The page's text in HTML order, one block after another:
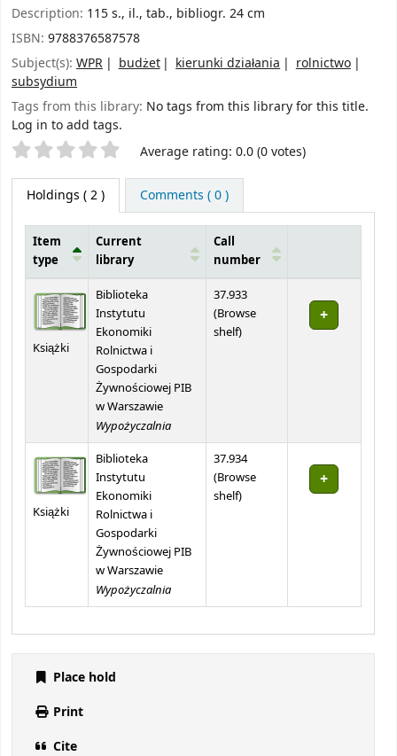
Description: 115 s., il., tab., bibliogr. 24 cm
ISBN: 9788376587578
Subject(s): WPR budżet kierunki działania
rolnictwo
subsydium
Tags from this library: No tags from this library for this title.
Log in to add tags.
Star ratings Average rating: 0.0 (0 votes)
Holdings ( 2 ) Comments ( 0 )
Item
type
Current
library
Call
number
Książki
Biblioteka
Instytutu
Ekonomiki
Rolnictwa i
Gospodarki
Żywnościowej PIB
w Warszawie
Wypożyczalnia
37.933
(Browse
shelf(Opens below)
)
Książki
Biblioteka
Instytutu
Ekonomiki
Rolnictwa i
Gospodarki
Żywnościowej PIB
w Warszawie
Wypożyczalnia
37.934
(Browse
shelf(Opens below)
)
Place hold
Print
Cite